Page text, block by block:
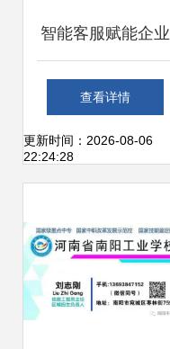
智能客服赋能企业
增长 金柚网梧桐数
字员工如何降低服
查看详情
更新时间：2026-08-06
22:24:28